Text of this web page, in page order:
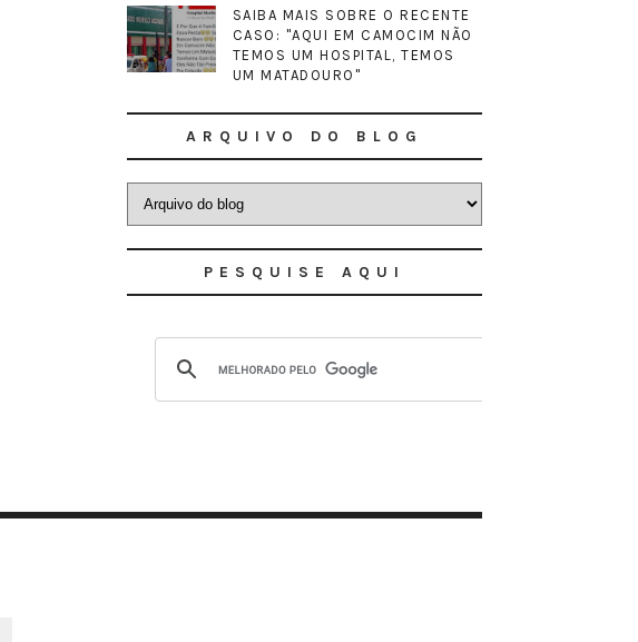
SAIBA MAIS SOBRE O RECENTE
CASO: "AQUI EM CAMOCIM NÃO
TEMOS UM HOSPITAL, TEMOS
UM MATADOURO"
ARQUIVO DO BLOG
PESQUISE AQUI